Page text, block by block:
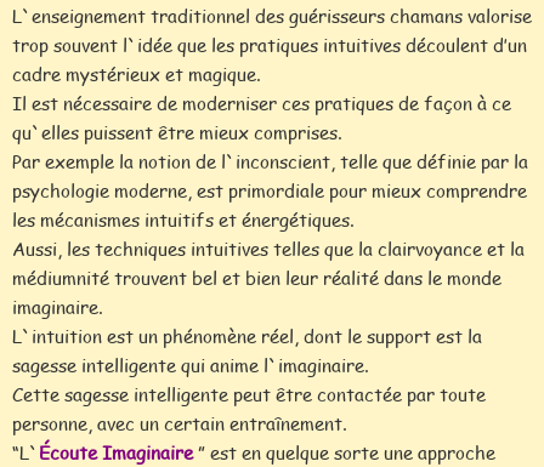
L`enseignement traditionnel des guérisseurs chamans valorise
trop souvent l`idée que les pratiques intuitives découlent d’un
cadre mystérieux et magique.
Il est nécessaire de moderniser ces pratiques de façon à ce
qu`elles puissent être mieux comprises.
Par exemple la notion de l`inconscient, telle que définie par la
psychologie moderne, est primordiale pour mieux comprendre
les mécanismes intuitifs et énergétiques.
Aussi, les techniques intuitives telles que la clairvoyance et la
médiumnité trouvent bel et bien leur réalité dans le monde
imaginaire.
L`intuition est un phénomène réel, dont le support est la
sagesse intelligente qui anime l`imaginaire.
Cette sagesse intelligente peut être contactée par toute
personne, avec un certain entraînement.
“L` Écoute Imaginaire” est en quelque sorte une approche